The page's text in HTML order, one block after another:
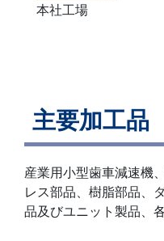
本社工場
主要加工品
産業用小型歯車減速機
レス部品、樹脂部品、
品及びユニット製品、